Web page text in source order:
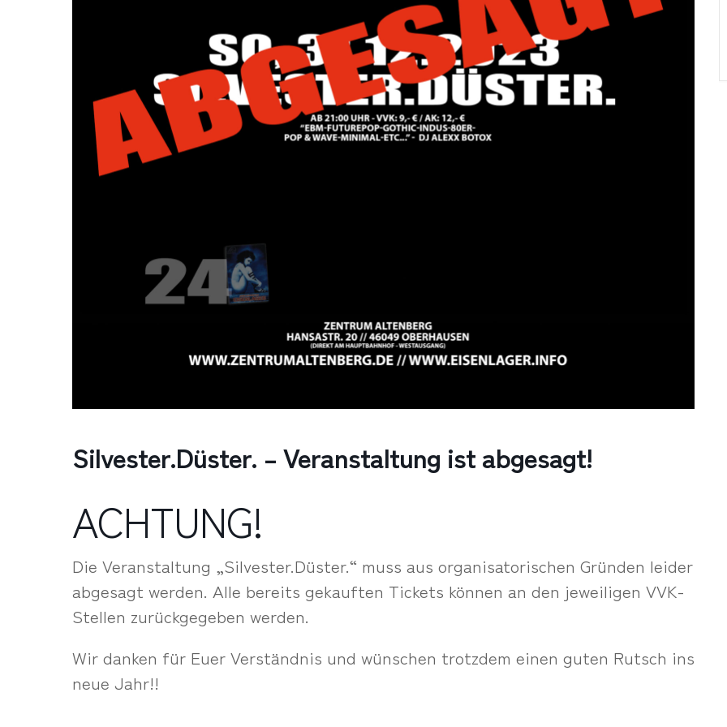
Silvester.Düster. – Veranstaltung ist abgesagt!
ACHTUNG!
Die Veranstaltung „Silvester.Düster.“ muss aus organisatorischen Gründen leider
abgesagt werden. Alle bereits gekauften Tickets können an den jeweiligen VVK-
Stellen zurückgegeben werden.
Wir danken für Euer Verständnis und wünschen trotzdem einen guten Rutsch ins
neue Jahr!!